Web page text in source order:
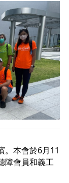
。本會於6月11
障會員和義工